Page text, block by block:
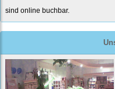
sind online buchbar.